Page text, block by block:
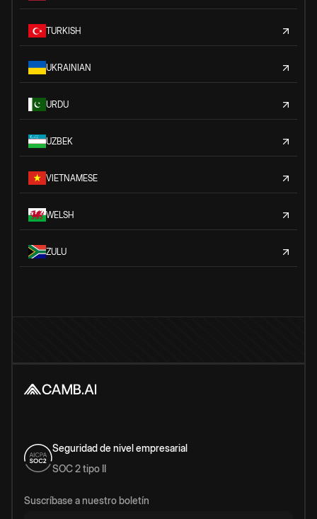
TURKISH
UKRAINIAN
URDU
UZBEK
VIETNAMESE
WELSH
ZULU
Seguridad de nivel empresarial
SOC 2 tipo II
Suscríbase a nuestro boletín